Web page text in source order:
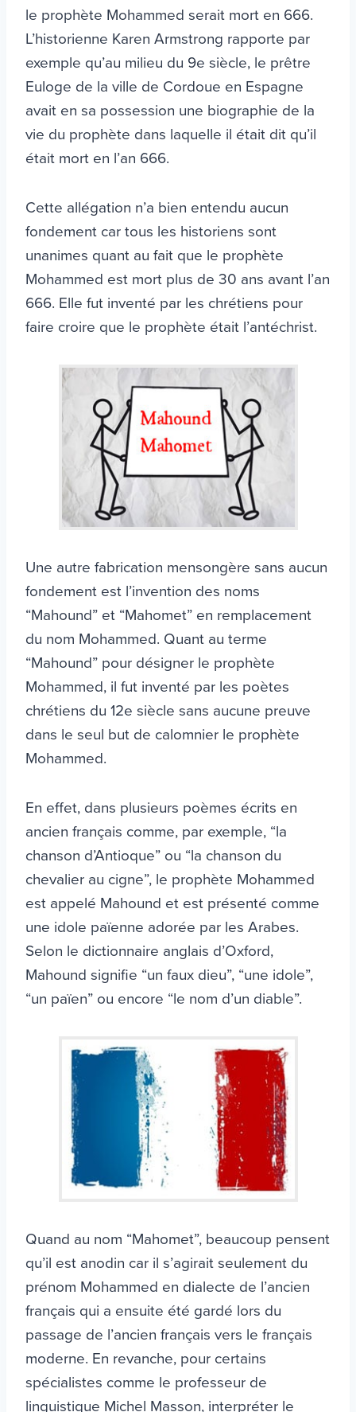
le prophète Mohammed serait mort en 666.
L’historienne Karen Armstrong rapporte par
exemple qu’au milieu du 9e siècle, le prêtre
Euloge de la ville de Cordoue en Espagne
avait en sa possession une biographie de la
vie du prophète dans laquelle il était dit qu’il
était mort en l’an 666.
Cette allégation n’a bien entendu aucun
fondement car tous les historiens sont
unanimes quant au fait que le prophète
Mohammed est mort plus de 30 ans avant l’an
666. Elle fut inventé par les chrétiens pour
faire croire que le prophète était l’antéchrist.
Une autre fabrication mensongère sans aucun
fondement est l’invention des noms
“Mahound” et “Mahomet” en remplacement
du nom Mohammed. Quant au terme
“Mahound” pour désigner le prophète
Mohammed, il fut inventé par les poètes
chrétiens du 12e siècle sans aucune preuve
dans le seul but de calomnier le prophète
Mohammed.
En effet, dans plusieurs poèmes écrits en
ancien français comme, par exemple, “la
chanson d’Antioque” ou “la chanson du
chevalier au cigne”, le prophète Mohammed
est appelé Mahound et est présenté comme
une idole païenne adorée par les Arabes.
Selon le dictionnaire anglais d’Oxford,
Mahound signifie “un faux dieu”, “une idole”,
“un païen” ou encore “le nom d’un diable”.
Quand au nom “Mahomet”, beaucoup pensent
qu’il est anodin car il s’agirait seulement du
prénom Mohammed en dialecte de l’ancien
français qui a ensuite été gardé lors du
passage de l’ancien français vers le français
moderne. En revanche, pour certains
spécialistes comme le professeur de
linguistique Michel Masson, interpréter le